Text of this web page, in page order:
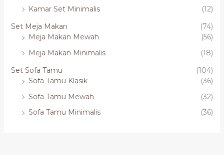
Kamar Set Minimalis
(12)
Set Meja Makan
(74)
Meja Makan Mewah
(56)
Meja Makan Minimalis
(18)
Set Sofa Tamu
(104)
Sofa Tamu Klasik
(36)
Sofa Tamu Mewah
(32)
Sofa Tamu Minimalis
(36)